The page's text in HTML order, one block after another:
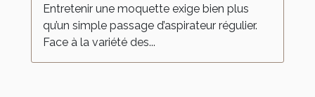
Entretenir une moquette exige bien plus
qu’un simple passage d’aspirateur régulier.
Face à la variété des...